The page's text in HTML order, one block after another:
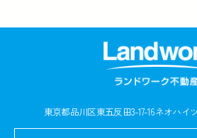
東京都品川区東五反田3-17-16ネオハイ